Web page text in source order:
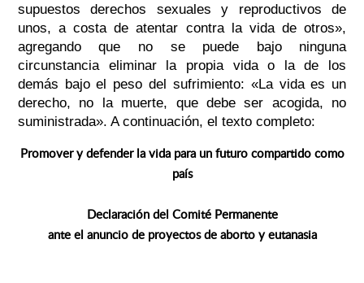
supuestos derechos sexuales y reproductivos de
unos, a costa de atentar contra la vida de otros»,
agregando que no se puede bajo ninguna
circunstancia eliminar la propia vida o la de los
demás bajo el peso del sufrimiento: «La vida es un
derecho, no la muerte, que debe ser acogida, no
suministrada». A continuación, el texto completo:
Promover y defender la vida para un futuro compartido como
país
Declaración del Comité Permanente
ante el anuncio de proyectos de aborto y eutanasia